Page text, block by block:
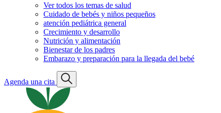
Ver todos los temas de salud
Cuidado de bebés y niños pequeños
atención pediátrica general
Crecimiento y desarrollo
Nutrición y alimentación
Bienestar de los padres
Embarazo y preparación para la llegada del bebé
Agenda una cita